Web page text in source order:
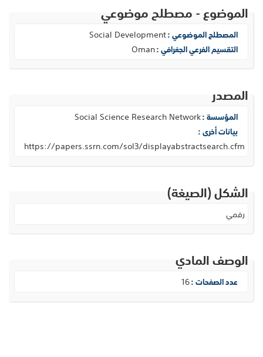
الموضوع - مصطلح موضوعي
المصطلح الموضوعي :Social Development
التقسيم الفرعي الجغرافي :Oman
المصدر
المؤسسة :Social Science Research Network
بيانات أخرى :
https://papers.ssrn.com/sol3/displayabstractsearch.cfm
الشكل (الصيغة)
رقمي
الوصف المادي
عدد الصفحات :16